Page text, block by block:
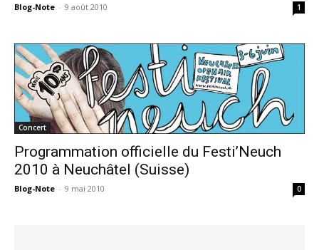
Blog-Note - 9 août 2010 1
Concert
Programmation officielle du Festi’Neuch
2010 à Neuchâtel (Suisse)
Blog-Note - 9 mai 2010 0